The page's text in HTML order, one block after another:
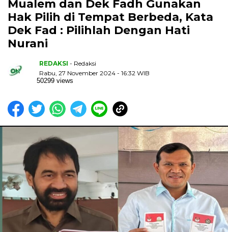
Mualem dan Dek Fadh Gunakan
Hak Pilih di Tempat Berbeda, Kata
Dek Fad : Pilihlah Dengan Hati
Nurani
REDAKSI - Redaksi
Rabu, 27 November 2024 - 16:32 WIB
50299 views